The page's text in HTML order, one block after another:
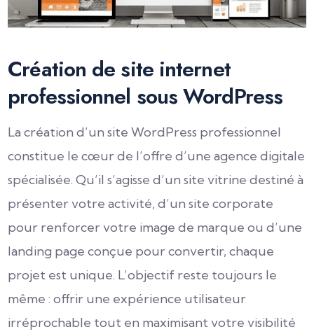
Création de site internet
professionnel sous WordPress
La création d’un site WordPress professionnel
constitue le cœur de l’offre d’une agence digitale
spécialisée. Qu’il s’agisse d’un site vitrine destiné à
présenter votre activité, d’un site corporate
pour renforcer votre image de marque ou d’une
landing page conçue pour convertir, chaque
projet est unique. L’objectif reste toujours le
même : offrir une expérience utilisateur
irréprochable tout en maximisant votre visibilité